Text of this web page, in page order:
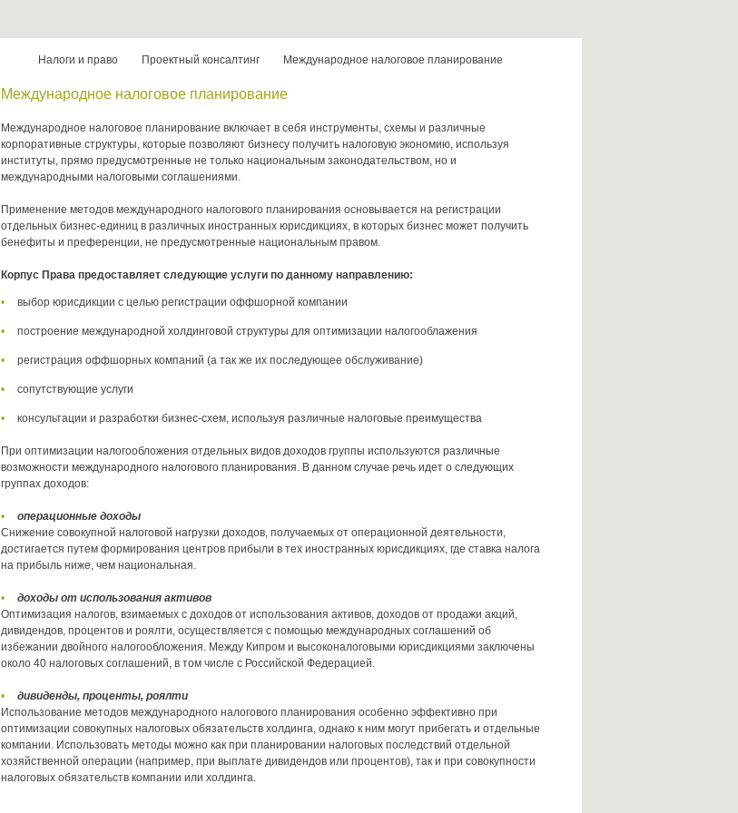
Налоги и право Проектный консалтинг Международное налоговое планирование
Международное налоговое планирование
Международное налоговое планирование включает в себя инструменты, схемы и различные
корпоративные структуры, которые позволяют бизнесу получить налоговую экономию, используя
институты, прямо предусмотренные не только национальным законодательством, но и
международными налоговыми соглашениями.
Применение методов международного налогового планирования основывается на регистрации
отдельных бизнес-единиц в различных иностранных юрисдикциях, в которых бизнес может получить
бенефиты и преференции, не предусмотренные национальным правом.
Корпус Права предоставляет следующие услуги по данному направлению:
выбор юрисдикции с целью регистрации оффшорной компании
построение международной холдинговой структуры для оптимизации налогооблажения
регистрация оффшорных компаний (а так же их последующее обслуживание)
сопутствующие услуги
консультации и разработки бизнес-схем, используя различные налоговые преимущества
При оптимизации налогообложения отдельных видов доходов группы используются различные
возможности международного налогового планирования. В данном случае речь идет о следующих
группах доходов:
операционные доходы
Снижение совокупной налоговой нагрузки доходов, получаемых от операционной деятельности,
достигается путем формирования центров прибыли в тех иностранных юрисдикциях, где ставка налога
на прибыль ниже, чем национальная.
доходы от использования активов
Оптимизация налогов, взимаемых с доходов от использования активов, доходов от продажи акций,
дивидендов, процентов и роялти, осуществляется с помощью международных соглашений об
избежании двойного налогообложения. Между Кипром и высоконалоговыми юрисдикциями заключены
около 40 налоговых соглашений, в том числе с Российской Федерацией.
дивиденды, проценты, роялти
Использование методов международного налогового планирования особенно эффективно при
оптимизации совокупных налоговых обязательств холдинга, однако к ним могут прибегать и отдельные
компании. Использовать методы можно как при планировании налоговых последствий отдельной
хозяйственной операции (например, при выплате дивидендов или процентов), так и при совокупности
налоговых обязательств компании или холдинга.